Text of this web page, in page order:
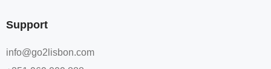
Support
info@go2lisbon.com